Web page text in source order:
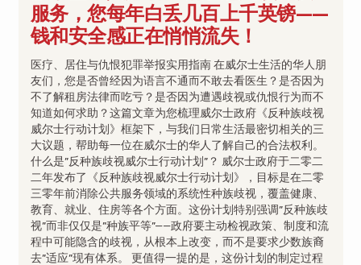
服务，您每年白丢几百上千英镑——
钱和安全感正在悄悄流失！
医疗、居住与仇恨犯罪举报实用指南 在威尔士生活的华人朋
友们，您是否曾经因为语言不通而不敢去看医生？是否因为
不了解租房法律而吃亏？是否因为遭遇歧视或仇恨行为而不
知道如何求助？这篇文章为您梳理威尔士政府《反种族歧视
威尔士行动计划》框架下，与我们日常生活最密切相关的三
大议题，帮助每一位在威尔士的华人了解自己的合法权利。
什么是”反种族歧视威尔士行动计划”？ 威尔士政府于二零二
二年发布了《反种族歧视威尔士行动计划》，目标是在二零
三零年前消除公共服务领域的系统性种族歧视，覆盖健康、
教育、就业、住房等各个方面。这份计划特别强调”反种族歧
视”而非仅仅是”种族平等”——政府要主动检视政策、制度和流
程中可能隐含的歧视，从根本上改变，而不是要求少数族裔
去”适应”现有体系。 更值得一提的是，这份计划的制定过程